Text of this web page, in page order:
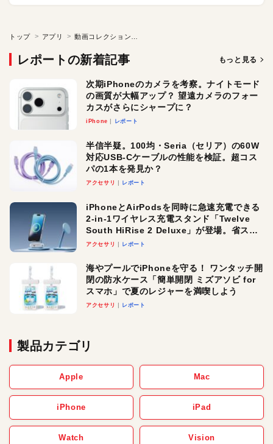
トップ アプリ
レポートの新着記事 もっと見る
次期iPhoneのカメラを考察。ナイトモード
の画質が大幅アップ？ 望遠カメラのフォー
カスがさらにシャープに？
iPhone レポート
半信半疑。100均・Seria（セリア）の60W
対応USB-Cケーブルの性能を検証。超コス
パの1本を発見か？
アクセサリ レポート
iPhoneとAirPodsを同時に急速充電できる
2-in-1ワイヤレス充電スタンド「Twelve
South HiRise 2 Deluxe」が登場。省スペ
ースでおしゃれに充電したい人にオスス
アクセサリ レポート
海やプールでiPhoneを守る！ ワンタッチ開
閉の防水ケース「簡単開閉 ミズアソビ for
スマホ」で夏のレジャーを満喫しよう
アクセサリ レポート
製品カテゴリ
Apple Mac
iPhone iPad
Watch Vision